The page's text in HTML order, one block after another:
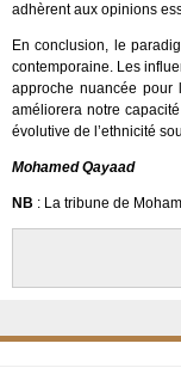
adhèrent aux opinions
En conclusion, le
contemporaine. Les
approche nuancée pour
améliorera notre
évolutive de l’ethnicité
Mohamed Qayaad
NB : La tribune de